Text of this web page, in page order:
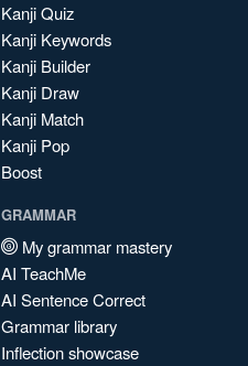
Kanji Quiz
Kanji Keywords
Kanji Builder
Kanji Draw
Kanji Match
Kanji Pop
Boost
GRAMMAR
My grammar mastery
AI TeachMe
AI Sentence Correct
Grammar library
Inflection showcase